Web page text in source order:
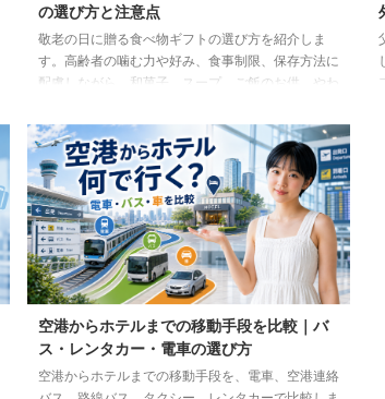
の選び方と注意点
敬老の日に贈る食べ物ギフトの選び方を紹介しま
す。高齢者の噛む力や好み、食事制限、保存方法に
配慮しながら、和菓子、スープ、ご飯のお供、やわ
空港からホテルまでの移動手段を比較｜バ
ス・レンタカー・電車の選び方
空港からホテルまでの移動手段を、電車、空港連絡